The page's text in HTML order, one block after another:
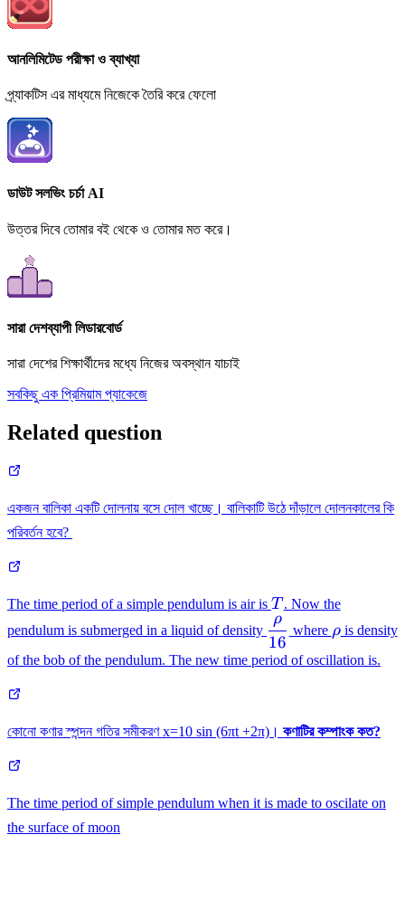
আনলিমিটেড পরীক্ষা ও ব্যাখ্যা
প্র্যাকটিস এর মাধ্যমে নিজেকে তৈরি করে ফেলো
ডাউট সলভিং চর্চা AI
উত্তর দিবে তোমার বই থেকে ও তোমার মত করে।
সারা দেশব্যাপী লিডারবোর্ড
সারা দেশের শিক্ষার্থীদের মধ্যে নিজের অবস্থান যাচাই
সবকিছু এক প্রিমিয়াম প্যাকেজে
Related question
একজন বালিকা একটি দোলনায় বসে দোল খাচ্ছে। বালিকাটি উঠে দাঁড়ালে দোলনকালের কি
পরিবর্তন হবে?
The time period of a simple pendulum is air is T
T . Now the
pendulum is submerged in a liquid of density \dfrac{\rho}
{16}
16
ρ
where \rho
ρis density
of the bob of the pendulum. The new time period of oscillation is.
কোনো কণার স্পন্দন গতির সমীকরণ x=10 sin (6πt +2π)। কণাটির কম্পাংক কত?
The time period of simple pendulum when it is made to oscilate on
the surface of moon